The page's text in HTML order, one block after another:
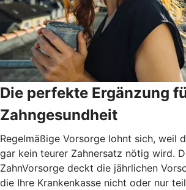
Die perfekte Ergänzung
Zahngesundheit
Regelmäßige Vorsorge lohnt sich, weil
gar kein teurer Zahnersatz nötig wird.
ZahnVorsorge deckt die jährlichen
die Ihre Krankenkasse nicht oder nur